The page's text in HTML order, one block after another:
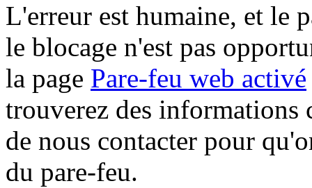
L'erreur est humaine, et le
le blocage n'est pas
la page Pare-feu web activé
trouverez des informations
de nous contacter pour
du pare-feu.